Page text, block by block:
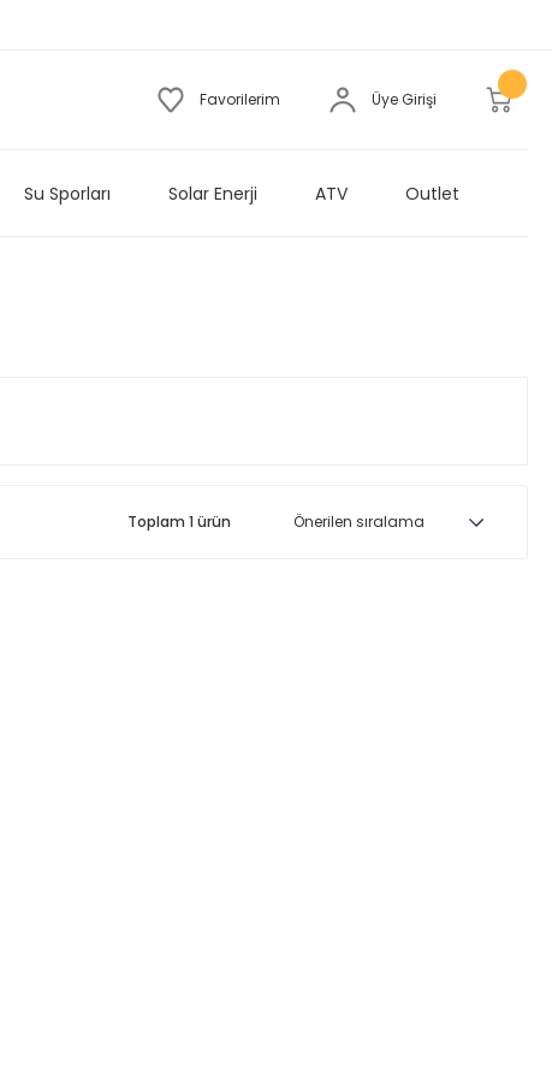
Favorilerim Üye Girişi
Su Sporları Solar Enerji ATV Outlet
Toplam 1 ürün